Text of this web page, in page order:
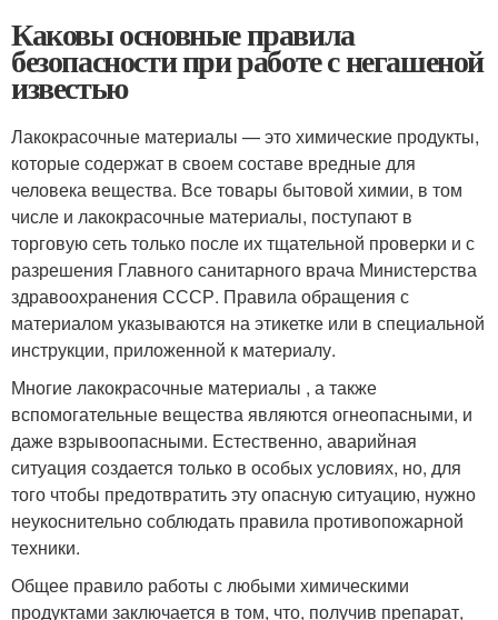
Каковы основные правила
безопасности при работе с негашеной
известью
Лакокрасочные материалы — это химические продукты,
которые содержат в своем составе вредные для
человека вещества. Все товары бытовой химии, в том
числе и лакокрасочные материалы, поступают в
торговую сеть только после их тщательной проверки и с
разрешения Главного санитарного врача Министерства
здравоохранения СССР. Правила обращения с
материалом указываются на этикетке или в специальной
инструкции, приложенной к материалу.
Многие лакокрасочные материалы , а также
вспомогательные вещества являются огнеопасными, и
даже взрывоопасными. Естественно, аварийная
ситуация создается только в особых условиях, но, для
того чтобы предотвратить эту опасную ситуацию, нужно
неукоснительно соблюдать правила противопожарной
техники.
Общее правило работы с любыми химическими
продуктами заключается в том, что, получив препарат,